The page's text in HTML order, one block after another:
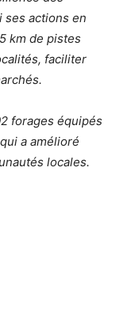
ses actions en
km de pistes
faciliter
forages équipés
a amélioré
locales.